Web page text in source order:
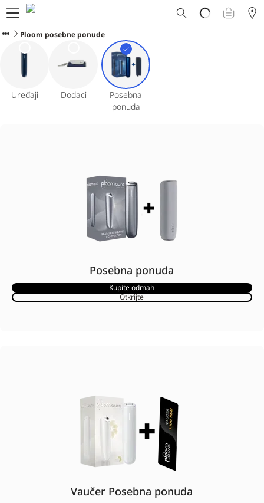
Ploom svet
E-shop
Program zamene
Formular za prijavljivanje
Korisnička podrška
SRPSKI
Ploom posebne ponude
Uređaji Dodaci
Posebna
ponuda
Posebna ponuda
Kupite odmah
Otkrijte
Vaučer Posebna ponuda